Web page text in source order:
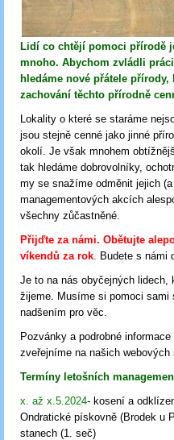
Lidí co chtějí pomoci přírodě
mnoho. Abychom zvládli
hledáme nové přátele
zachování těchto přírodně
Lokality o které se staráme
jsou stejně cenné jako jinné
okolí. Je však mnohem
tak hledáme dobrovolníky,
my se snažíme odměnit jejich
managementových akcích
všechny zůčastněné.
Přijďte za námi. Obětujte
víkendů za rok. Budete s námi
Je to na nás obyčejných
žijeme. Musíme si pomoci sami
nadšením pro věc.
Pozvánky a podrobné
zveřejníme na našich webových
Termíny letošních
x. až x.5.2024- kosení a
Ondratické pískovně (Brodek u
stanech (1. seč)